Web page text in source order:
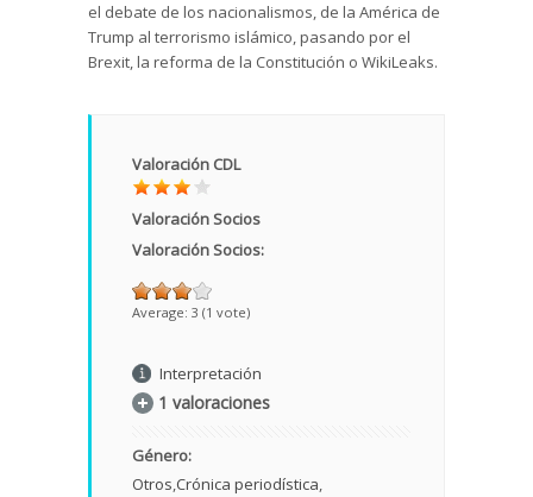
el debate de los nacionalismos, de la América de
Trump al terrorismo islámico, pasando por el
Brexit, la reforma de la Constitución o WikiLeaks.
Valoración CDL
Valoración Socios
Valoración Socios:
Average: 3 (1 vote)
Interpretación
1 valoraciones
Género:
Otros Crónica periodística